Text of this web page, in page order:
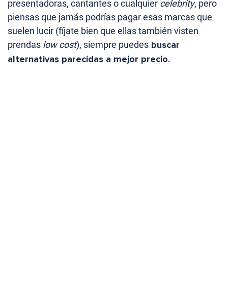
presentadoras, cantantes o cualquier celebrity, pero
piensas que jamás podrías pagar esas marcas que
suelen lucir (fíjate bien que ellas también visten
prendas low cost), siempre puedes buscar
alternativas parecidas a mejor precio.